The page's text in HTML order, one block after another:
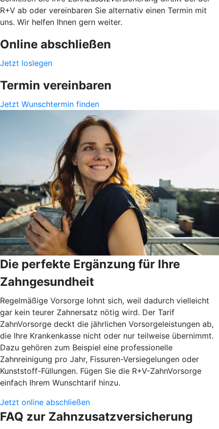
R+V ab oder vereinbaren Sie alternativ einen Termin mit
uns. Wir helfen Ihnen gern weiter.
Online abschließen
Jetzt loslegen
Termin vereinbaren
Jetzt Wunschtermin finden
Die perfekte Ergänzung für Ihre
Zahngesundheit
Regelmäßige Vorsorge lohnt sich, weil dadurch vielleicht
gar kein teurer Zahnersatz nötig wird. Der Tarif
ZahnVorsorge deckt die jährlichen Vorsorgeleistungen ab,
die Ihre Krankenkasse nicht oder nur teilweise übernimmt.
Dazu gehören zum Beispiel eine professionelle
Zahnreinigung pro Jahr, Fissuren-Versiegelungen oder
Kunststoff-Füllungen. Fügen Sie die R+V-ZahnVorsorge
einfach Ihrem Wunschtarif hinzu.
Jetzt online abschließen
FAQ zur Zahnzusatzversicherung